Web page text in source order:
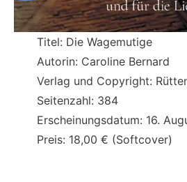
Titel: Die Wagemutige
Autorin: Caroline Bernard
Verlag und Copyright:
Seitenzahl: 384
Erscheinungsdatum: 16.
Preis: 18,00 € (Softcover)